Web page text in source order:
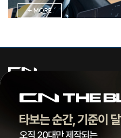
+ MORE
주식회사 씨엔모터스
대표 | 조종현
전화 |1855-3966